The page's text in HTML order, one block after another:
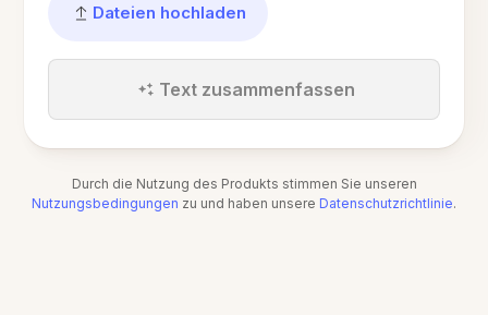
Dateien hochladen
Text zusammenfassen
Durch die Nutzung des Produkts stimmen Sie unseren
Nutzungsbedingungen zu und haben unsere Datenschutzrichtlinie.